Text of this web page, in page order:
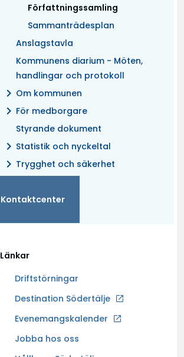
Författningssamling
(Aktuell)
Sammanträdesplan
Anslagstavla
Kommunens diarium - Möten,
handlingar och protokoll
chevron_right Om kommunen
chevron_right För medborgare
Styrande dokument
chevron_right Statistik och nyckeltal
chevron_right Trygghet och säkerhet
Kontaktcenter
Länkar
Driftstörningar
Destination Södertälje
Ö
p
n
Evenemangskalender
Jobba hos oss
Ö
p